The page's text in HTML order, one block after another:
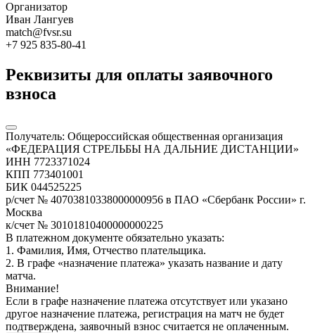
Организатор
Иван Лангуев
match@fvsr.su
+7 925 835-80-41
Реквизиты для оплаты заявочного
взноса
Получатель: Общероссийская общественная организация
«ФЕДЕРАЦИЯ СТРЕЛЬБЫ НА ДАЛЬНИЕ ДИСТАНЦИИ»
ИНН 7723371024
КПП 773401001
БИК 044525225
р/счет № 40703810338000000956 в ПАО «Сбербанк России» г.
Москва
к/счет № 30101810400000000225
В платежном документе обязательно указать:
1. Фамилия, Имя, Отчество плательщика.
2. В графе «назначение платежа» указать название и дату
матча.
Внимание!
Если в графе назначение платежа отсутствует или указано
другое назначение платежа, регистрация на матч не будет
подтверждена, заявочный взнос считается не оплаченным.